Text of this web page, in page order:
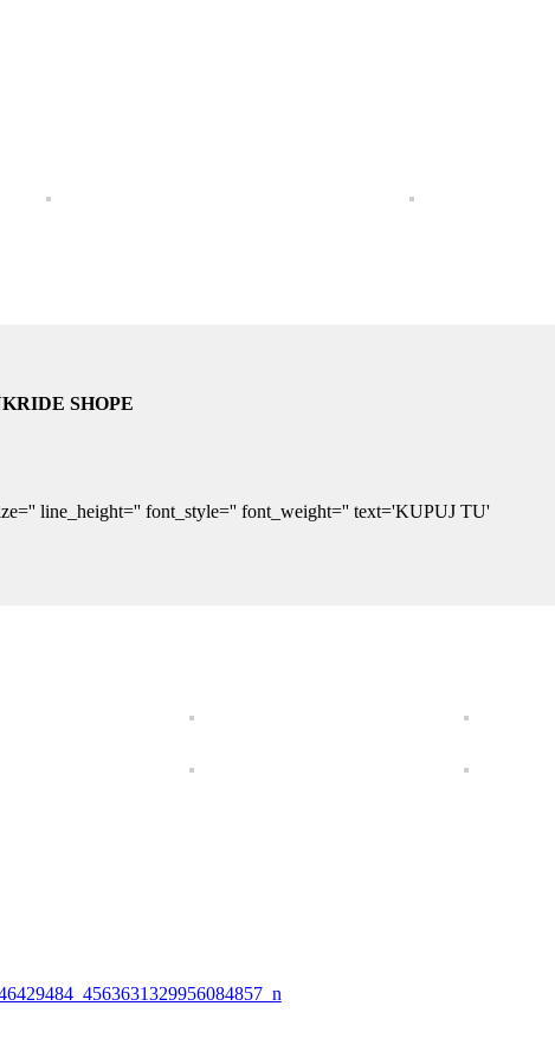
SHOPE
line_height='' font_style='' font_weight='' text='KUPUJ TU'